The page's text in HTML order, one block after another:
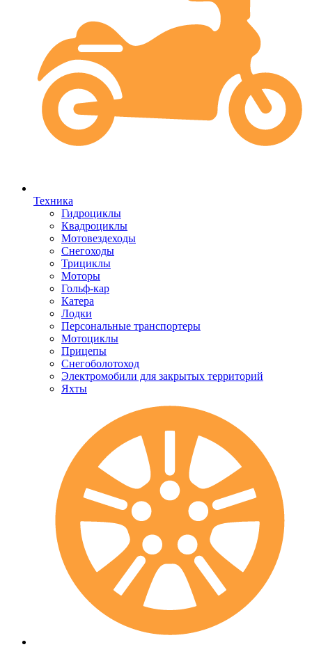
Техника
Гидроциклы
Квадроциклы
Мотовездеходы
Снегоходы
Трициклы
Моторы
Гольф-кар
Катера
Лодки
Персональные транспортеры
Мотоциклы
Прицепы
Снегоболотоход
Электромобили для закрытых территорий
Яхты